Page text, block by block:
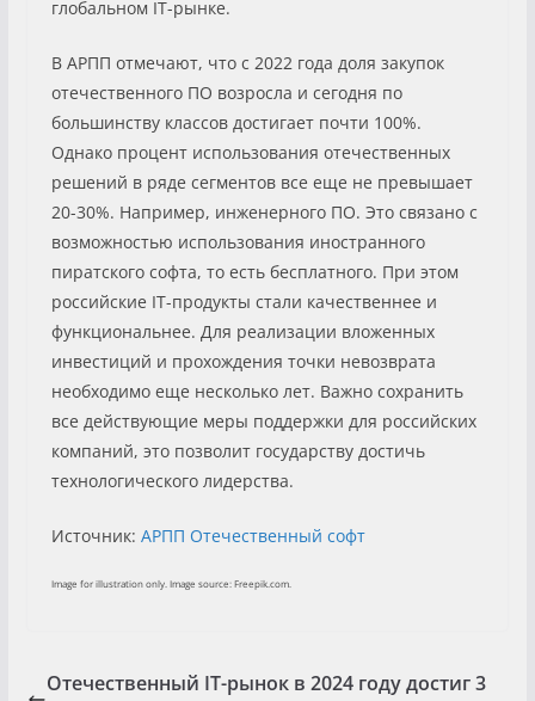
глобальном IT-рынке.
В АРПП отмечают, что с 2022 года доля закупок
отечественного ПО возросла и сегодня по
большинству классов достигает почти 100%.
Однако процент использования отечественных
решений в ряде сегментов все еще не превышает
20-30%. Например, инженерного ПО. Это связано с
возможностью использования иностранного
пиратского софта, то есть бесплатного. При этом
российские IT-продукты стали качественнее и
функциональнее. Для реализации вложенных
инвестиций и прохождения точки невозврата
необходимо еще несколько лет. Важно сохранить
все действующие меры поддержки для российских
компаний, это позволит государству достичь
технологического лидерства.
Источник: АРПП Отечественный софт
Image for illustration only. Image source: Freepik.com.
Отечественный IT-рынок в 2024 году достиг 3